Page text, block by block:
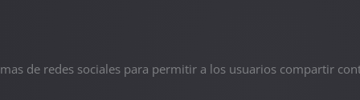
de redes sociales para permitir a los usuarios compartir